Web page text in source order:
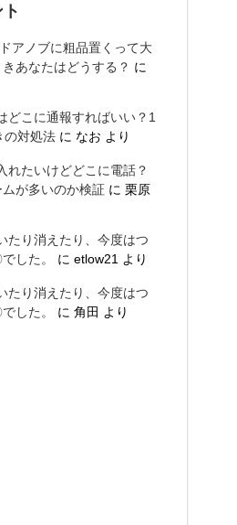
アノブに粗品置くって大
あなたはどうする？ に
どこに通報すればいい？1
の対処法 に なお より
れたいけどどこに電話？
が多いのか検証 に 栗原
たり消えたり、今度はつ
した。
に etlow21 より
たり消えたり、今度はつ
した。
に 角田 より